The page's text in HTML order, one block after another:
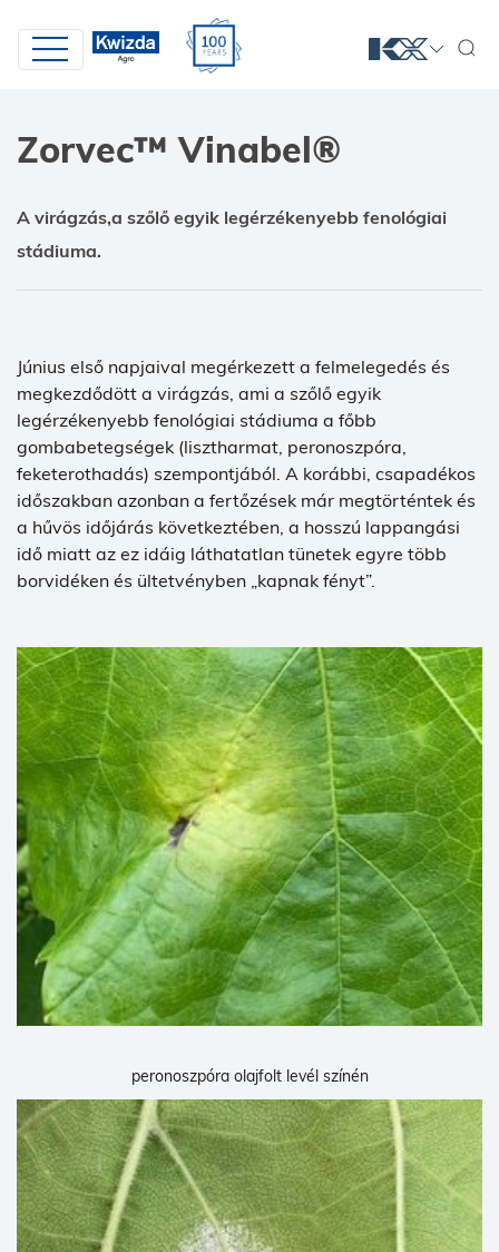
Zorvec™ Vinabel®
A virágzás,a szőlő egyik legérzékenyebb fenológiai
stádiuma.
Június első napjaival megérkezett a felmelegedés és
megkezdődött a virágzás, ami a szőlő egyik
legérzékenyebb fenológiai stádiuma a főbb
gombabetegségek (lisztharmat, peronoszpóra,
feketerothadás) szempontjából. A korábbi, csapadékos
időszakban azonban a fertőzések már megtörténtek és
a hűvös időjárás következtében, a hosszú lappangási
idő miatt az ez idáig láthatatlan tünetek egyre több
borvidéken és ültetvényben „kapnak fényt”.
peronoszpóra olajfolt levél színén